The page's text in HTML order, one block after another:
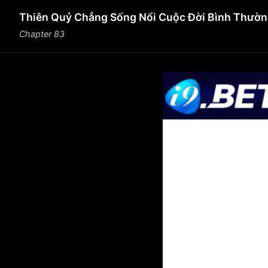
Thiên Quỷ Chẳng Sống Nổi Cuộc Đời Bình
Chapter 83